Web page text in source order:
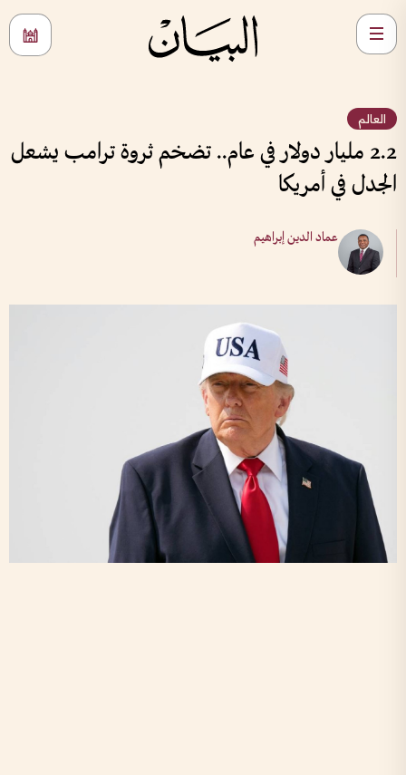
العالم
2.2 مليار دولار في عام.. تضخم ثروة ترامب يشعل
الجدل في أمريكا
عماد الدين إبراهيم